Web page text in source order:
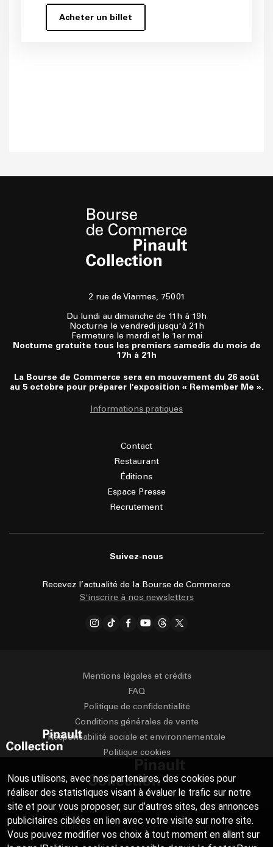
Acheter un billet
2 rue de Viarmes, 75001
Du lundi au dimanche de 11h à 19h
Nocturne le vendredi jusqu'à 21h
Fermeture le mardi et le 1er mai
Nocturne gratuite tous les premiers samedis du mois de
17h à 21h
La Bourse de Commerce sera en mouvement du 26 août
au 5 octobre pour préparer l'exposition « Remember Me ».
Informations pratiques
Contact
Restaurant
Éditions
Espace Presse
Recrutement
Suivez-nous
Recevez l’actualité de la Bourse de Commerce
S'inscrire à nos newsletters
Mentions légales et crédits
FAQ
Politique de confidentialité
Conditions générales de vente
Responsabilité sociale et environnementale
Politique cookies
Français English
Nous utilisons, avec nos partenaires, des cookies pour
réaliser des statistiques visant à évaluer le trafic sur notre
site et pour vous proposer, sur d’autres sites, des annonces
publicitaires ciblées en lien avec votre visite sur notre site.
Vous pouvez modifier vos choix à tout moment en allant sur